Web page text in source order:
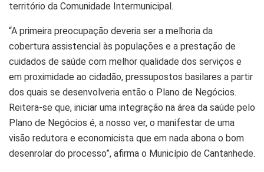
território da Comunidade Intermunicipal.
“A primeira preocupação deveria ser a melhoria da
cobertura assistencial às populações e a prestação de
cuidados de saúde com melhor qualidade dos serviços e
em proximidade ao cidadão, pressupostos basilares a partir
dos quais se desenvolveria então o Plano de Negócios.
Reitera-se que, iniciar uma integração na área da saúde pelo
Plano de Negócios é, a nosso ver, o manifestar de uma
visão redutora e economicista que em nada abona o bom
desenrolar do processo”, afirma o Município de Cantanhede.